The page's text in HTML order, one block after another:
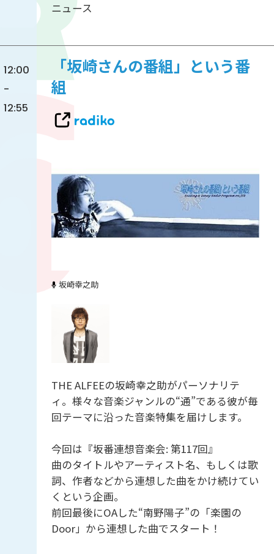
ニュース
12:00
-
12:55
「坂崎さんの番組」という番
組
坂崎幸之助
THE ALFEEの坂崎幸之助がパーソナリテ
ィ。様々な音楽ジャンルの“通”である彼が毎
回テーマに沿った音楽特集を届けします。
今回は『坂番連想音楽会: 第117回』
曲のタイトルやアーティスト名、もしくは歌
詞、作者などから連想した曲をかけ続けてい
くという企画。
前回最後にOAした“南野陽子”の「楽園の
Door」から連想した曲でスタート！